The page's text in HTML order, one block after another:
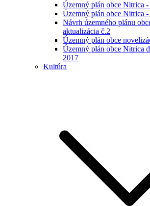
Územný plán obce Nitrica
Územný plán obce Nitrica -
Návrh územného plánu
aktualizácia č.2
Územný plán obce
Územný plán obce Nitrica
2017
Kultúra